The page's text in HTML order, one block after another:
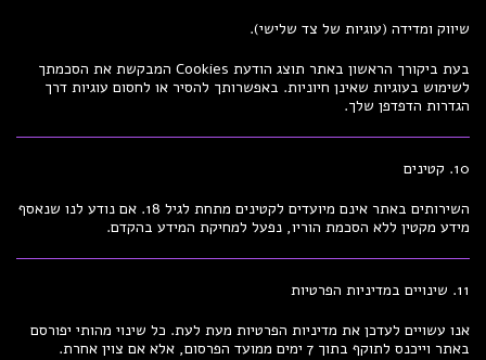
שיווק ומדידה (עוגיות של צד שלישי).
בעת ביקורך הראשון באתר תוצג הודעת Cookies המבקשת את הסכמתך
לשימוש בעוגיות שאינן חיוניות. באפשרותך להסיר או לחסום עוגיות דרך
הגדרות הדפדפן שלך.
10. קטינים
השירותים באתר אינם מיועדים לקטינים מתחת לגיל 18. אם נודע לנו שנאסף
מידע מקטין ללא הסכמת הוריו, נפעל למחיקת המידע בהקדם.
11. שינויים במדיניות הפרטיות
אנו עשויים לעדכן את מדיניות הפרטיות מעת לעת. כל שינוי מהותי יפורסם
באתר וייכנס לתוקף בתוך 7 ימים ממועד הפרסום, אלא אם צוין אחרת.